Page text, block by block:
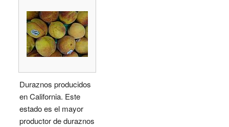
Duraznos producidos
en California. Este
estado es el mayor
productor de duraznos